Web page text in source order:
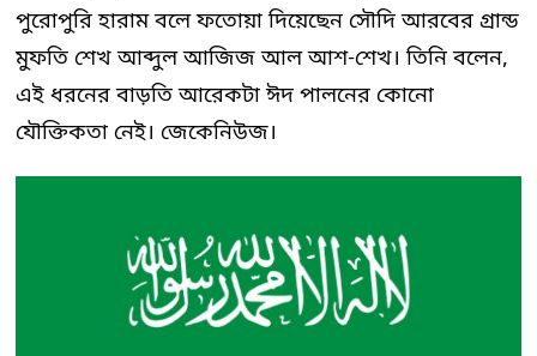
পুরোপুরি হারাম বলে ফতোয়া দিয়েছেন সৌদি আরবের গ্রান্ড
মুফতি শেখ আব্দুল আজিজ আল আশ-শেখ। তিনি বলেন,
এই ধরনের বাড়তি আরেকটা ঈদ পালনের কোনো
যৌক্তিকতা নেই। জেকেনিউজ।